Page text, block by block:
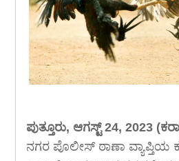
ಪುತ್ತೂರು, ಆಗಸ್ಟ್ 24, 2023
ನಗರ ಪೊಲೀಸ್ ಠಾಣಾ ವ್ಯಾಪ್ತಿಯ